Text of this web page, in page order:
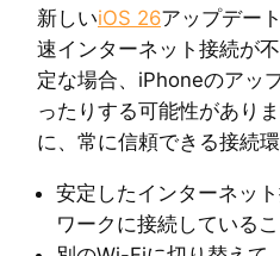
新しいiOS 26アップデー
速インターネット接続が
定な場合、iPhoneのアッ
ったりする可能性があり
に、常に信頼できる接続
安定したインターネッ
ワークに接続している